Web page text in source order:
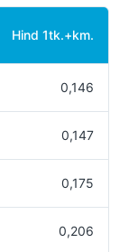
Hind 1tk.+km.
0,146
0,147
0,175
0,206